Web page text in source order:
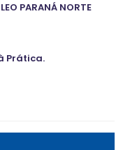
PARANÁ NORTE
Prática.